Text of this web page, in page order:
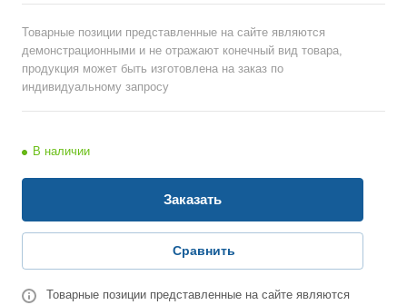
Товарные позиции представленные на сайте являются
демонстрационными и не отражают конечный вид товара,
продукция может быть изготовлена на заказ по
индивидуальному запросу
В наличии
Заказать
Сравнить
Товарные позиции представленные на сайте являются